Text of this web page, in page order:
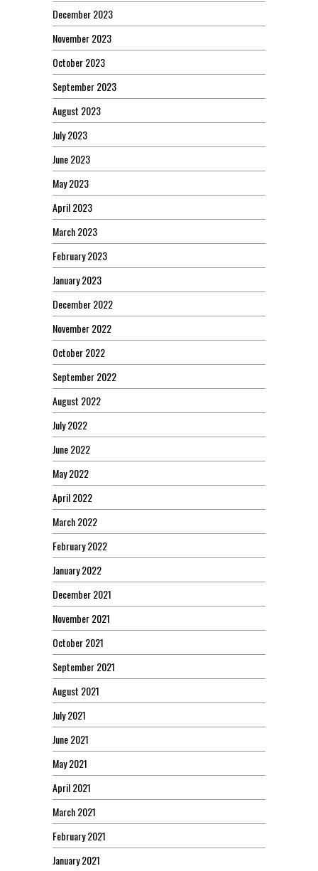
December 2023
November 2023
October 2023
September 2023
August 2023
July 2023
June 2023
May 2023
April 2023
March 2023
February 2023
January 2023
December 2022
November 2022
October 2022
September 2022
August 2022
July 2022
June 2022
May 2022
April 2022
March 2022
February 2022
January 2022
December 2021
November 2021
October 2021
September 2021
August 2021
July 2021
June 2021
May 2021
April 2021
March 2021
February 2021
January 2021